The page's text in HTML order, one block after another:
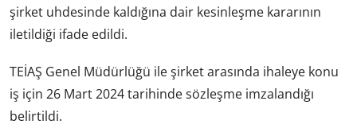
şirket uhdesinde kaldığına dair kesinleşme kararının
iletildiği ifade edildi.
TEİAŞ Genel Müdürlüğü ile şirket arasında ihaleye konu
iş için 26 Mart 2024 tarihinde sözleşme imzalandığı
belirtildi.